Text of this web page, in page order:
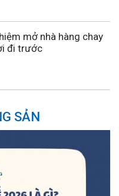
mở nhà hàng chay
đi trước
SẢN